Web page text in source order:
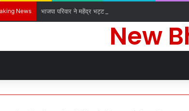
News भाजपा परिवार ने महेंद्र भट्ट के दीर्घायु जीवन की कामना के लिए
New